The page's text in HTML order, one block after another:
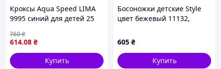
Кроксы Aqua Speed LIMA
9995 синий для детей 25
скользящие пляжная
обувь SKU_555-10
614.08 ₴
760₴
Купить
Босоножки детские Style
цвет бежевый 11132,
605 ₴
Купить